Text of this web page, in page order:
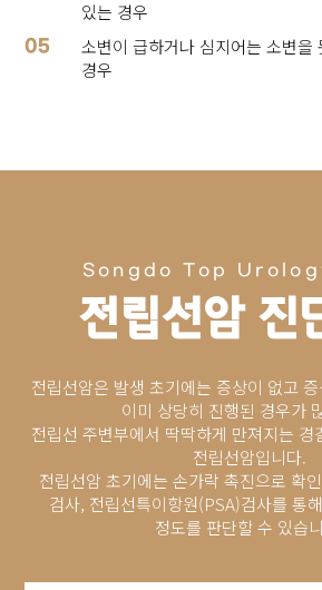
있는 경우
05
소변이 급하거나 심지어는 소변을
경우
Songdo Top
전립선암 진
전립선암은 발생 초기에는 증상이 없고
이미 상당히 진행된 경우가
전립선 주변부에서 딱딱하게 만져지는 경
전립선암입니다.
전립선암 초기에는 손가락 촉진으로 확
검사, 전립선특이항원(PSA)검사를 통
정도를 판단할 수 있습